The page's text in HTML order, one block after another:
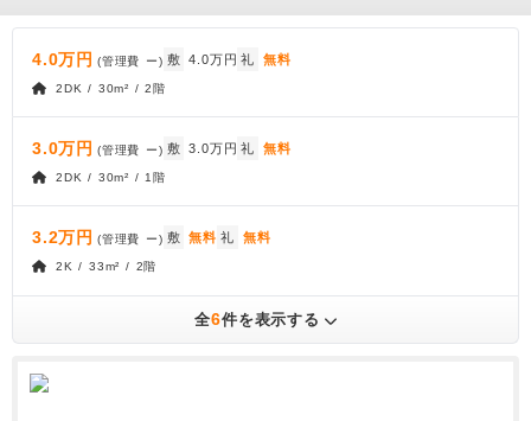
4.0万円 (管理費 ー) 敷 4.0万円 礼 無料
2DK / 30m² / 2階
3.0万円 (管理費 ー) 敷 3.0万円 礼 無料
2DK / 30m² / 1階
3.2万円 (管理費 ー) 敷 無料 礼 無料
2K / 33m² / 2階
全6件を表示する